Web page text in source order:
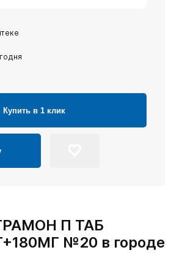
Купить в 1 клик
П ТАБ
№20 в городе